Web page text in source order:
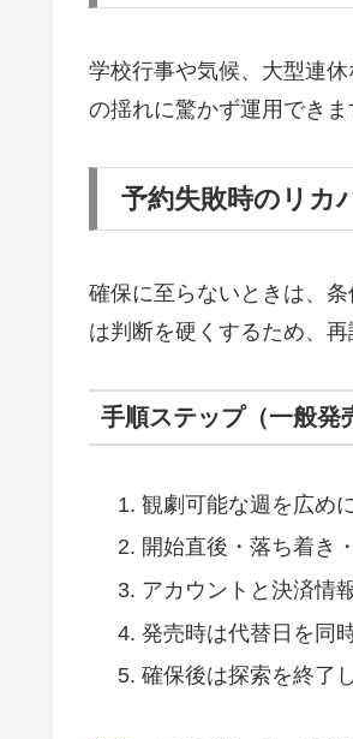
学校行事や気候、大型連
の揺れに驚かず運用できま
予約失敗時のリカ
確保に至らないときは、
は判断を硬くするため、再
手順ステップ（一般発
観劇可能な週を広め
開始直後・落ち着き
アカウントと決済情
発売時は代替日を同
確保後は探索を終了